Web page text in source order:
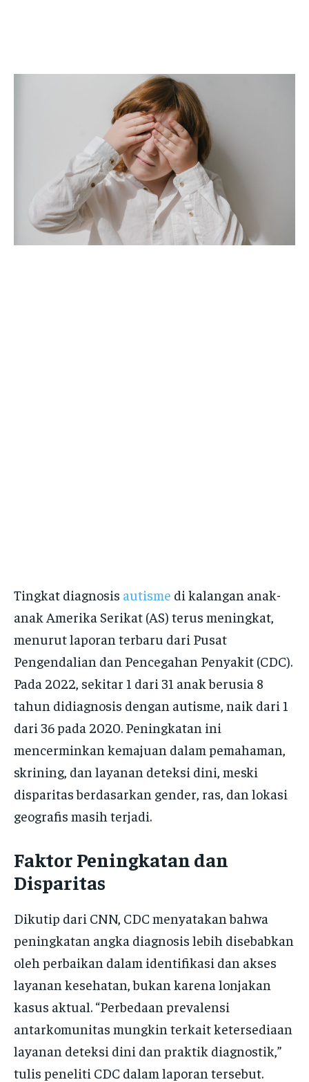
Tingkat diagnosis autisme di kalangan anak-
anak Amerika Serikat (AS) terus meningkat,
menurut laporan terbaru dari Pusat
Pengendalian dan Pencegahan Penyakit (CDC).
Pada 2022, sekitar 1 dari 31 anak berusia 8
tahun didiagnosis dengan autisme, naik dari 1
dari 36 pada 2020. Peningkatan ini
mencerminkan kemajuan dalam pemahaman,
skrining, dan layanan deteksi dini, meski
disparitas berdasarkan gender, ras, dan lokasi
geografis masih terjadi.
Faktor Peningkatan dan
Disparitas
Dikutip dari CNN, CDC menyatakan bahwa
peningkatan angka diagnosis lebih disebabkan
oleh perbaikan dalam identifikasi dan akses
layanan kesehatan, bukan karena lonjakan
kasus aktual. “Perbedaan prevalensi
antarkomunitas mungkin terkait ketersediaan
layanan deteksi dini dan praktik diagnostik,”
tulis peneliti CDC dalam laporan tersebut.